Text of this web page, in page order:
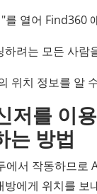
열어 Find360
려는 모든 사람
위치 정보를 알
저를 이
는 방법
서 작동하므
에게 위치를